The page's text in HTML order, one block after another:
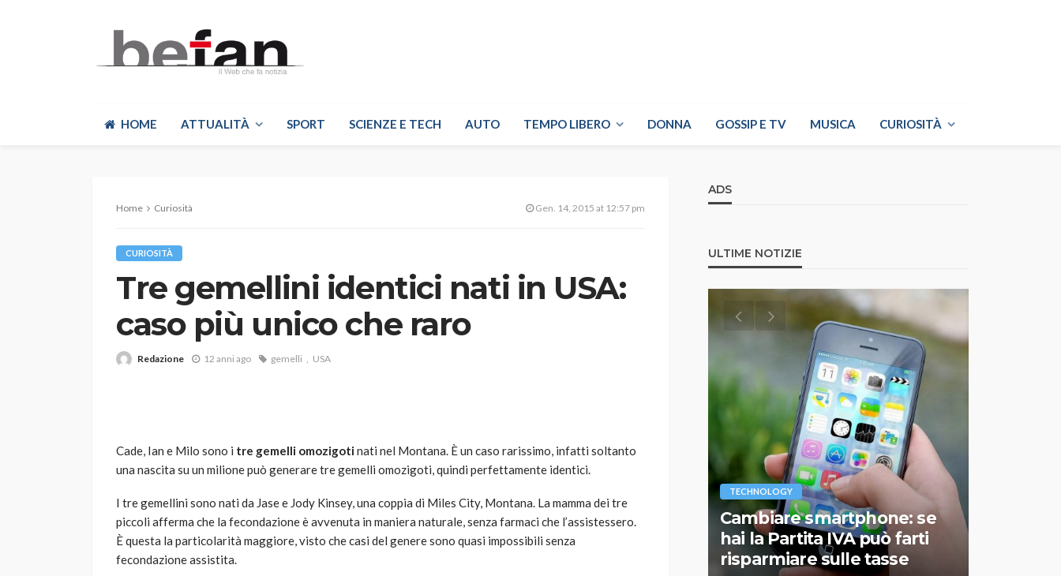
HOME ATTUALITÀ SPORT SCIENZE E TECH AUTO TEMPO LIBERO DONNA GOSSIP E TV MUSICA CURIOSITÀ
Home Curiosità Gen. 14, 2015 at 12:57 pm
CURIOSITÀ
Tre gemellini identici nati in USA:
caso più unico che raro
Redazione 12 anni ago gemelli USA
Cade, Ian e Milo sono i tre gemelli omozigotinati nel Montana. È un caso rarissimo, infatti soltanto
una nascita su un milione può generare tre gemelli omozigoti, quindi perfettamente identici.
I tre gemellini sono nati da Jase e Jody Kinsey, una coppia di Miles City, Montana. La mamma dei tre
piccoli afferma che la fecondazione è avvenuta in maniera naturale, senza farmaci che l’assistessero.
È questa la particolarità maggiore, visto che casi del genere sono quasi impossibili senza
fecondazione assistita.
ADS
ULTIME NOTIZIE
Robot tagliaerba: quale
scegliere per il tuo prato
AUTO SPORT
MG alle Final 8 di Coppa
Davis: tennis mondiale e
passione per
l’automobilismo
TECHNOLOGY
Cambiare smartphone: se
hai la Partita IVA può farti
risparmiare sulle tasse